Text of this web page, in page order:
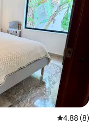
平均评分
4.88 (8)